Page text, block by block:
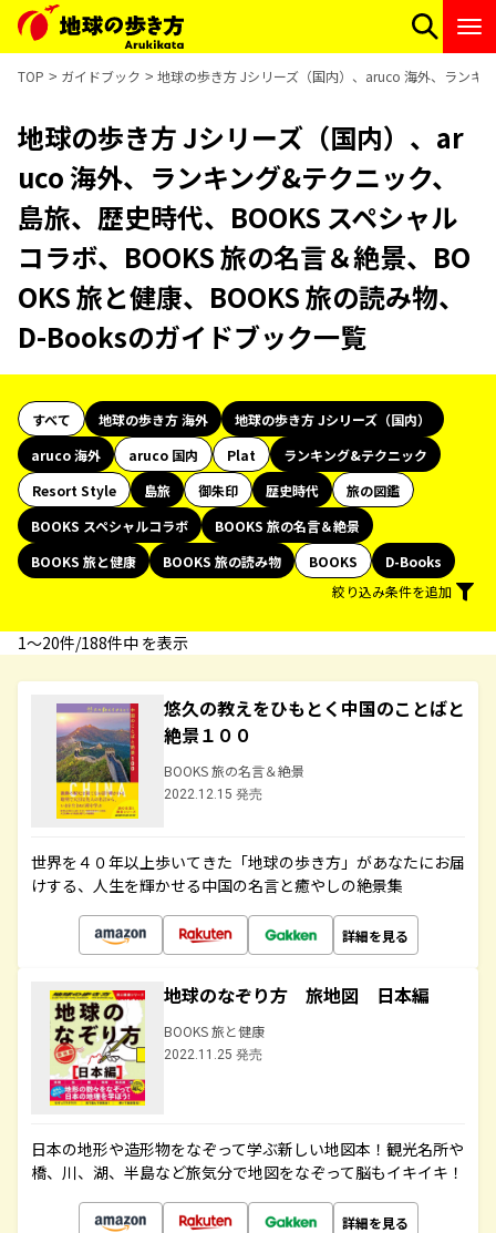
TOP ガイドブック 地球の歩き方 Jシリーズ（国内）、aruco 海外、ランキ
地球の歩き方 Jシリーズ（国内）、ar
uco 海外、ランキング&テクニック、
島旅、歴史時代、BOOKS スペシャル
コラボ、BOOKS 旅の名言＆絶景、BO
OKS 旅と健康、BOOKS 旅の読み物、
D-Booksのガイドブック一覧
すべて 地球の歩き方 海外
地球の歩き方 Jシリーズ（国内）
aruco 海外
aruco 国内 Plat
ランキング&テクニック
Resort Style
島旅 御朱印 歴史時代
旅の図鑑
BOOKS スペシャルコラボ
BOOKS 旅の名言＆絶景
BOOKS 旅と健康
BOOKS 旅の読み物 BOOKS
D-Books
絞り込み条件を追加
1〜20件/188件中 を表示
悠久の教えをひもとく中国のことばと
絶景１００
BOOKS 旅の名言＆絶景
2022.12.15 発売
世界を４０年以上歩いてきた「地球の歩き方」があなたにお届
けする、人生を輝かせる中国の名言と癒やしの絶景集
詳細を見る
地球のなぞり方 旅地図 日本編
BOOKS 旅と健康
2022.11.25 発売
日本の地形や造形物をなぞって学ぶ新しい地図本！観光名所や
橋、川、湖、半島など旅気分で地図をなぞって脳もイキイキ！
詳細を見る